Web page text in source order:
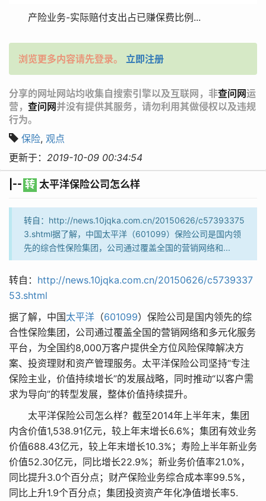
产险业务-实际赔付支出占已赚保费比例...
浏览更多内容请先登录。 立即注册
分享的网址网站均收集自搜索引擎以及互联网，非查问网运
营， 查问网并没有提供其服务，请勿利用其做侵权以及违规
行为。
保险, 观点
更新于： 2019-10-09 00:34:54
|-- 转 太平洋保险公司怎么样
转自：http://news.10jqka.com.cn/20150626/c57393375
3.shtml据了解，中国太平洋（601099）保险公司是国内领
先的综合性保险集团，公司通过覆盖全国的营销网络和...
转自： http://news.10jqka.com.cn/20150626/c5739337
53.shtml
据了解，中国太平洋 （601099）保险公司是国内领先的综
合性保险集团，公司通过覆盖全国的营销网络和多元化服务
平台，为全国约8,000万客户提供全方位风险保障解决方
案、投资理财和资产管理服务。太平洋保险公司坚持“专注
保险主业，价值持续增长”的发展战略，同时推动“以客户需
求为导向”的转型发展，整体价值持续提升。
太平洋保险公司怎么样？ 截至2014年上半年末，集团
内含价值1,538.91亿元，较上年末增长6.6%；集团有效业务
价值688.43亿元，较上年末增长10.3%；寿险上半年新业务
价值52.30亿元，同比增长22.9%；新业务价值率21.0%，
同比提升3.0个百分点；财产保险业务综合成本率99.5%，
同比上升1.9个百分点；集团投资资产年化净值增长率5.